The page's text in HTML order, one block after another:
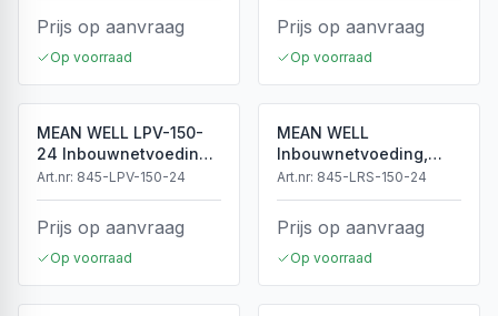
Prijs op aanvraag
Op voorraad
Prijs op aanvraag
Op voorraad
MEAN WELL LPV-150-
24 Inbouwnetvoeding,
24Vdc, 6.3A, 151.2W
Art.nr: 845-LPV-150-24
Prijs op aanvraag
Op voorraad
MEAN WELL
Inbouwnetvoeding,
24V, 6.5A, 156W
Art.nr: 845-LRS-150-24
Prijs op aanvraag
Op voorraad